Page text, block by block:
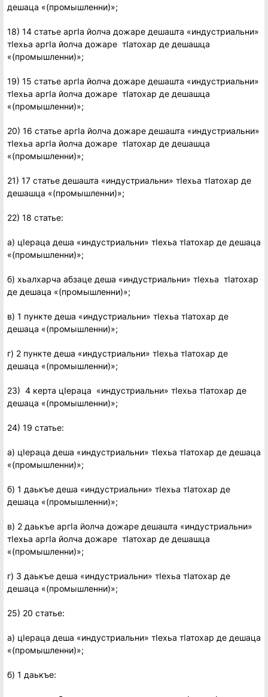
дешаца «(промышленни)»;
18) 14 статье аргIа йолча дожаре дешашта «индустриальни»
тIехьа аргIа йолча дожаре тIатохар де дешашца
«(промышленни)»;
19) 15 статье аргIа йолча дожаре дешашта «индустриальни»
тIехьа аргIа йолча дожаре тIатохар де дешашца
«(промышленни)»;
20) 16 статье аргIа йолча дожаре дешашта «индустриальни»
тIехьа аргIа йолча дожаре тIатохар де дешашца
«(промышленни)»;
21) 17 статье дешашта «индустриальни» тIехьа тIатохар де
дешашца «(промышленни)»;
22) 18 статье:
а) цIераца деша «индустриальни» тIехьа тIатохар де дешаца
«(промышленни)»;
б) хьалхарча абзаце деша «индустриальни» тIехьа тIатохар
де дешаца «(промышленни)»;
в) 1 пункте деша «индустриальни» тIехьа тIатохар де
дешаца «(промышленни)»;
г) 2 пункте деша «индустриальни» тIехьа тIатохар де
дешаца «(промышленни)»;
23) 4 керта цIераца «индустриальни» тIехьа тIатохар де
дешаца «(промышленни)»;
24) 19 статье:
а) цIераца деша «индустриальни» тIехьа тIатохар де дешаца
«(промышленни)»;
б) 1 даькъе деша «индустриальни» тIехьа тIатохар де
дешаца «(промышленни)»;
в) 2 даькъе аргIа йолча дожаре дешашта «индустриальни»
тIехьа аргIа йолча дожаре тIатохар де дешашца
«(промышленни)»;
г) 3 даькъе деша «индустриальни» тIехьа тIатохар де
дешаца «(промышленни)»;
25) 20 статье:
а) цIераца деша «индустриальни» тIехьа тIатохар де дешаца
«(промышленни)»;
б) 1 даькъе: